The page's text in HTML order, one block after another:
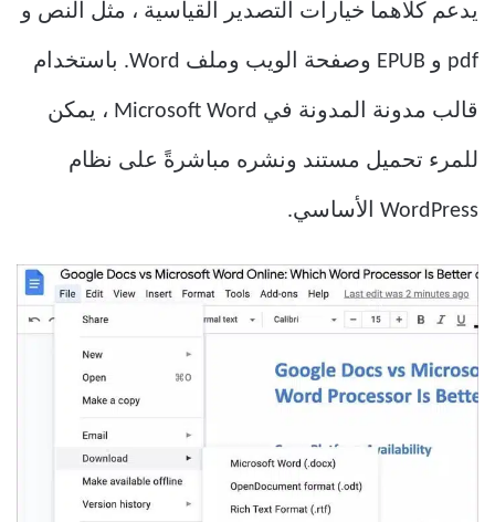
يدعم كلاهما خيارات التصدير القياسية ، مثل النص و
pdf و EPUB وصفحة الويب وملف Word. باستخدام
قالب مدونة المدونة في Microsoft Word ، يمكن
للمرء تحميل مستند ونشره مباشرةً على نظام
WordPress الأساسي.